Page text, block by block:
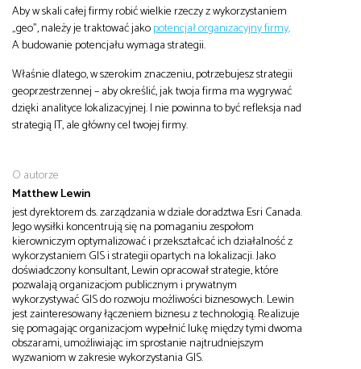
Aby w skali całej firmy robić wielkie rzeczy z wykorzystaniem
„geo”, należy je traktować jakopotencjał organizacyjny firmy.
A budowanie potencjału wymaga strategii.
Właśnie dlatego, w szerokim znaczeniu, potrzebujesz strategii
geoprzestrzennej – aby określić, jak twoja firma ma wygrywać
dzięki analityce lokalizacyjnej. I nie powinna to być refleksja nad
strategią IT, ale główny cel twojej firmy.
O autorze
Matthew Lewin
jest dyrektorem ds. zarządzania w dziale doradztwa Esri Canada.
Jego wysiłki koncentrują się na pomaganiu zespołom
kierowniczym optymalizować i przekształcać ich działalność z
wykorzystaniem GIS i strategii opartych na lokalizacji. Jako
doświadczony konsultant, Lewin opracował strategie, które
pozwalają organizacjom publicznym i prywatnym
wykorzystywać GIS do rozwoju możliwości biznesowych. Lewin
jest zainteresowany łączeniem biznesu z technologią. Realizuje
się pomagając organizacjom wypełnić lukę między tymi dwoma
obszarami, umożliwiając im sprostanie najtrudniejszym
wyzwaniom w zakresie wykorzystania GIS.